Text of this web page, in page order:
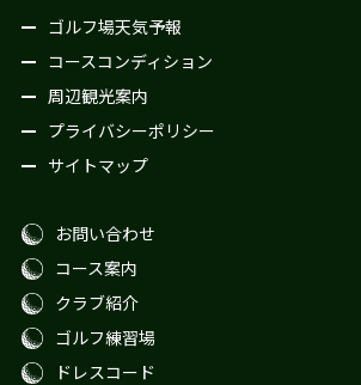
ゴルフ場天気予報
コースコンディション
周辺観光案内
プライバシーポリシー
サイトマップ
お問い合わせ
コース案内
クラブ紹介
ゴルフ練習場
ドレスコード